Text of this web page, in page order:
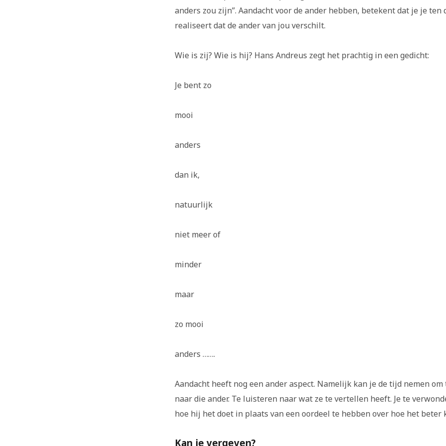
anders zou zijn”. Aandacht voor de ander hebben, betekent dat je je ten
realiseert dat de ander van jou verschilt.
Wie is zij? Wie is hij? Hans Andreus zegt het prachtig in een gedicht:
Je bent zo
mooi
anders
dan ik,
natuurlijk
niet meer of
minder
maar
zo mooi
anders …….
Aandacht heeft nog een ander aspect. Namelijk kan je de tijd nemen
naar die ander. Te luisteren naar wat ze te vertellen heeft. Je te
hoe hij het doet in plaats van een oordeel te hebben over hoe het beter
Kan je vergeven?